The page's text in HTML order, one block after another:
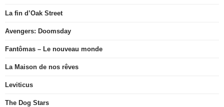
La fin d’Oak Street
Avengers: Doomsday
Fantômas – Le nouveau monde
La Maison de nos rêves
Leviticus
The Dog Stars